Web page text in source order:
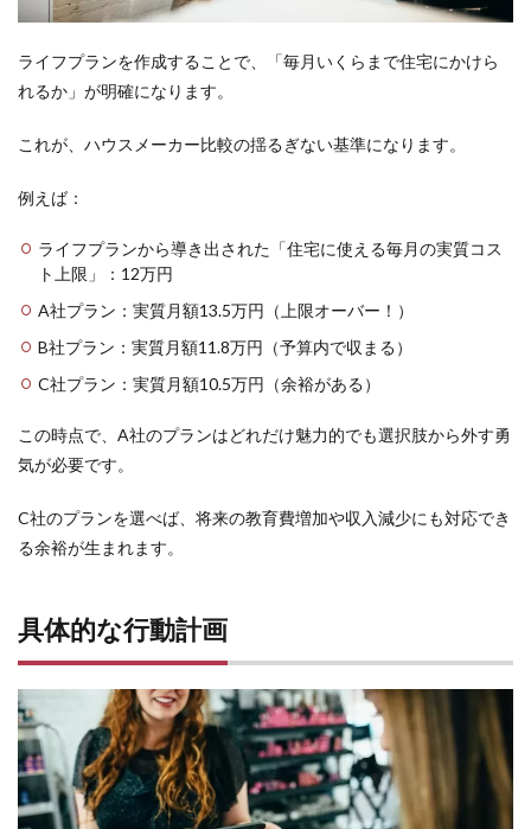
ライフプランを作成することで、「毎月いくらまで住宅にかけら
れるか」が明確になります。
これが、ハウスメーカー比較の揺るぎない基準になります。
例えば：
ライフプランから導き出された「住宅に使える毎月の実質コス
ト上限」：12万円
A社プラン：実質月額13.5万円（上限オーバー！）
B社プラン：実質月額11.8万円（予算内で収まる）
C社プラン：実質月額10.5万円（余裕がある）
この時点で、A社のプランはどれだけ魅力的でも選択肢から外す勇
気が必要です。
C社のプランを選べば、将来の教育費増加や収入減少にも対応でき
る余裕が生まれます。
具体的な行動計画